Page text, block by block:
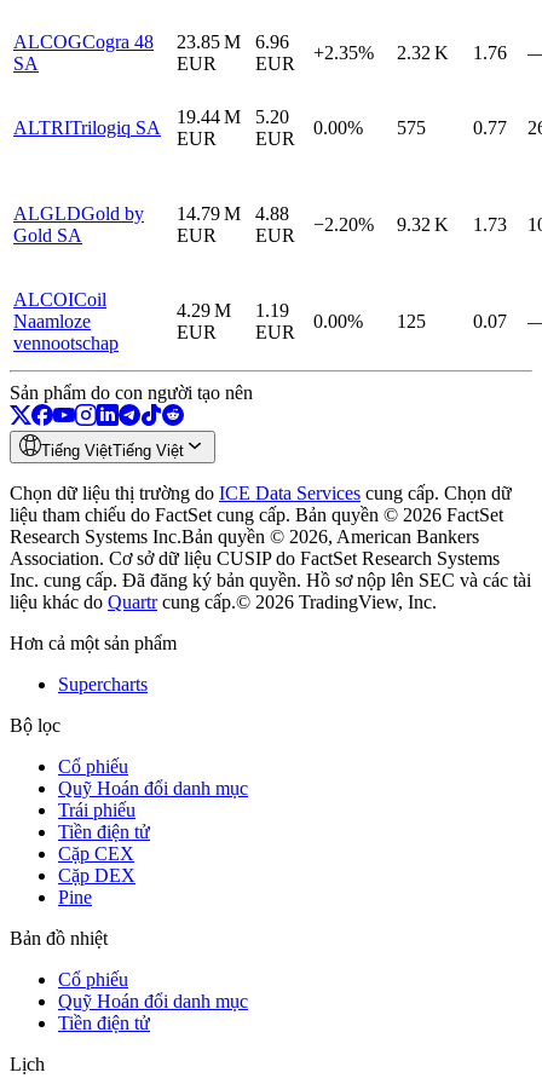
ALCOGCogra 48
SA
23.85 M
EUR
6.96
EUR
+2.35% 2.32 K 1.76
ALTRITrilogiq SA
19.44 M
EUR
5.20
EUR
0.00% 575 0.77
ALGLDGold by
Gold SA
14.79 M
EUR
4.88
EUR
−2.20% 9.32 K 1.73
ALCOICoil
Naamloze
vennootschap
4.29 M
EUR
1.19
EUR
0.00% 125 0.07
Sản phẩm do con người tạo nên
Tiếng ViệtTiếng Việt
Chọn dữ liệu thị trường do ICE Data Services cung cấp. Chọn dữ
liệu tham chiếu do FactSet cung cấp. Bản quyền © 2026 FactSet
Research Systems Inc.Bản quyền © 2026, American Bankers
Association. Cơ sở dữ liệu CUSIP do FactSet Research Systems
Inc. cung cấp. Đã đăng ký bản quyền. Hồ sơ nộp lên SEC và các tài
liệu khác do Quartrcung cấp.© 2026 TradingView, Inc.
Hơn cả một sản phẩm
Supercharts
Bộ lọc
Cổ phiếu
Quỹ Hoán đổi danh mục
Trái phiếu
Tiền điện tử
Cặp CEX
Cặp DEX
Pine
Bản đồ nhiệt
Cổ phiếu
Quỹ Hoán đổi danh mục
Tiền điện tử
Lịch